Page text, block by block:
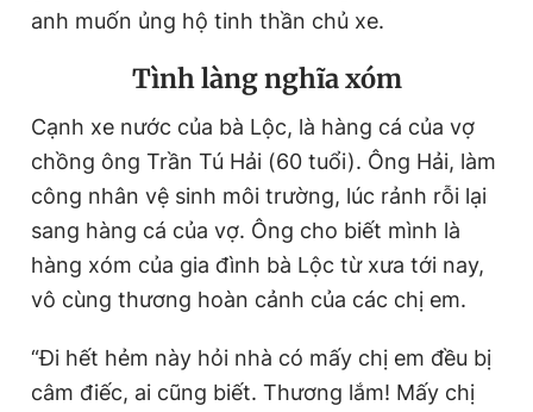
anh muốn ủng hộ tinh thần chủ xe.
Tình làng nghĩa xóm
Cạnh xe nước của bà Lộc, là hàng cá của vợ
chồng ông Trần Tú Hải (60 tuổi). Ông Hải, làm
công nhân vệ sinh môi trường, lúc rảnh rỗi lại
sang hàng cá của vợ. Ông cho biết mình là
hàng xóm của gia đình bà Lộc từ xưa tới nay,
vô cùng thương hoàn cảnh của các chị em.
“Đi hết hẻm này hỏi nhà có mấy chị em đều bị
câm điếc, ai cũng biết. Thương lắm! Mấy chị